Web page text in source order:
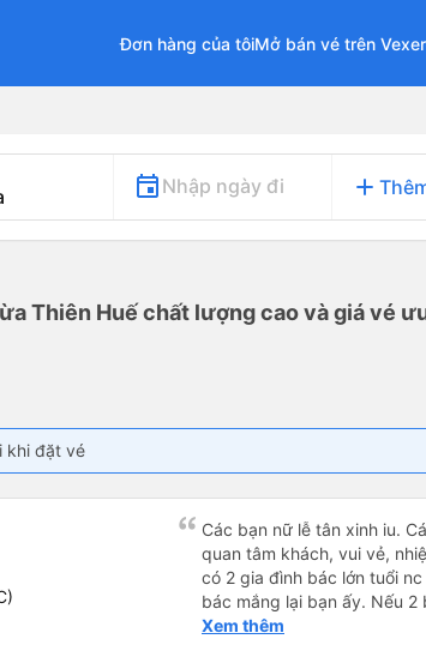
Đơn hàng của tôiMở bán vé trên
Nhập ngày đi add
Thiên Huế chất lượng cao và giá vé
khi đặt vé
Các bạn nữ lễ tân xinh iu.
quan tâm khách, vui vẻ, nhiệt tình. Trong
có 2 gia đình bác lớn tuổi
bác mắng lại bạn ấy. Nếu
ngược lại nha. Bạn ấy nhắc
Xem thêm